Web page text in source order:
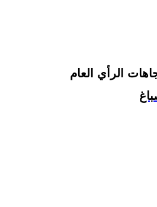
الرأي العام